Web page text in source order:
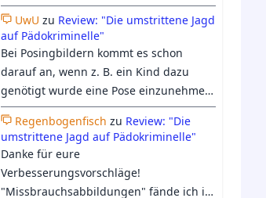
Entweder es hat Mißbrauch
stattgefunden, oder eben nicht. Beim
heutigen Verständnis vom Begriff
"Kinderpornographie", geht es längst
nicht mehr nur ums "erregen sollen",
sondern darum, ob es einen Pädophilen
irgendwie erregen könnte, was auch
zunehmend harmloses Material oder
medizinische Abbildungen einschließt.
UwU zu Review: "Die umstrittene Jagd
auf Pädokriminelle"
Bei Posingbildern kommt es schon
darauf an, wenn z. B. ein Kind dazu
genötigt wurde eine Pose einzunehmen
dann bildet es schon eine Form von
Missbrauch ab. Ich denke das immer
mehr bei "Kinderpornografie"
mittlerweile auch an Fiktion glauben
was wir insb. der KI und den
Regenbogenfisch zu Review: "Die
umstrittene Jagd auf Pädokriminelle"
Danke für eure
Verbesserungsvorschläge!
"Missbrauchsabbildungen" fände ich in